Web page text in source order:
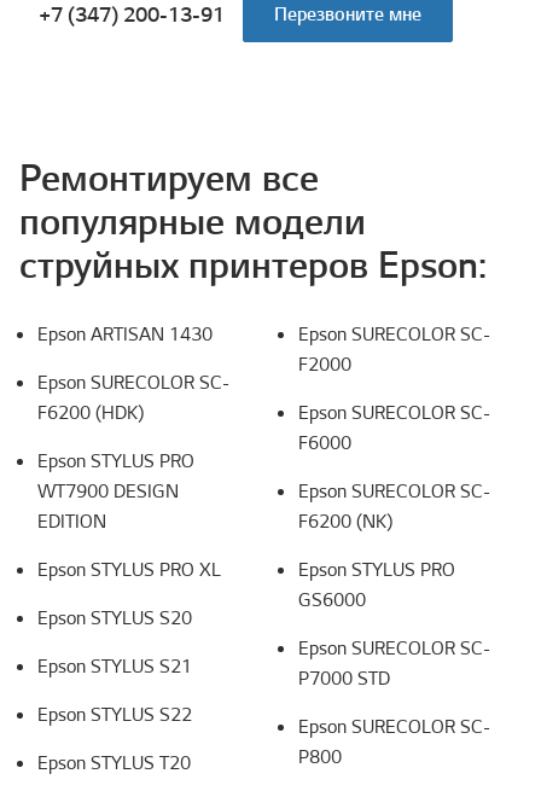
+7 (347) 200-13-91 Перезвоните мне
Ремонтируем все
популярные модели
струйных принтеров Epson:
EpsonARTISAN 1430
EpsonSURECOLOR SC-
F6200 (HDK)
EpsonSTYLUS PRO
WT7900 DESIGN
EDITION
EpsonSTYLUS PRO XL
EpsonSTYLUS S20
EpsonSTYLUS S21
EpsonSTYLUS S22
EpsonSTYLUS T20
EpsonSURECOLORSC-
F2000
EpsonSURECOLOR SC-
F6000
EpsonSURECOLOR SC-
F6200 (NK)
EpsonSTYLUS PRO
GS6000
EpsonSURECOLOR SC-
P7000 STD
EpsonSURECOLORSC-
P800